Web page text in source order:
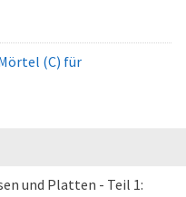
(C) für
und Platten - Teil 1: